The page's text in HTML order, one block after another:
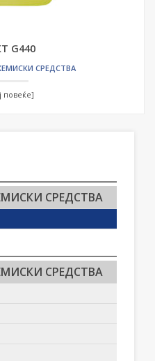
СРЕДСТВА
СРЕДСТВА
G440
СРЕДСТВА
повеќе]